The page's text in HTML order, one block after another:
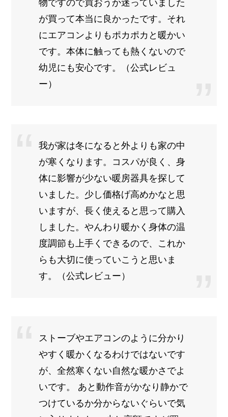
物ですので買おうか迷っていました
が買って本当に良かったです。それ
にエアコンよりもポカポカと暖かい
です。本体に触っても熱くないので
幼児にも安心です。（公式レビュ
ー）
我が家は冬になると外よりも家の中
が寒くなります。コスパが良く、身
体に影響が少ない暖房器具を探して
いました。少し価格げ高めかなと思
いますが、長く使えると思って購入
しました。やんわり暖かく身体の温
度調節も上手くできるので、これか
らも大切に使っていこうと思いま
す。（公式レビュー）
ストーブやエアコンのように分かり
やすく暖かくなるわけではないです
が、全然寒くない自然な暖かさでよ
いです。 あと動作音がかなり静かで
つけているか分からないぐらいで気